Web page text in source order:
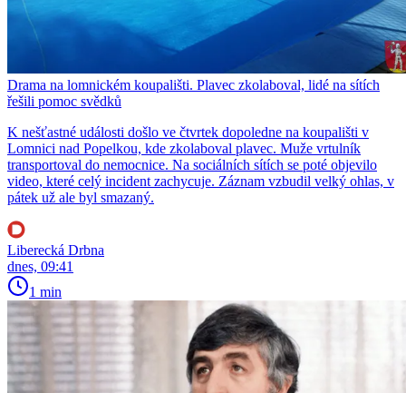
Drama na lomnickém koupališti. Plavec zkolaboval, lidé na sítích
řešili pomoc svědků
K nešťastné události došlo ve čtvrtek dopoledne na koupališti v
Lomnici nad Popelkou, kde zkolaboval plavec. Muže vrtulník
transportoval do nemocnice. Na sociálních sítích se poté objevilo
video, které celý incident zachycuje. Záznam vzbudil velký ohlas, v
pátek už ale byl smazaný.
Liberecká Drbna
dnes, 09:41
1 min